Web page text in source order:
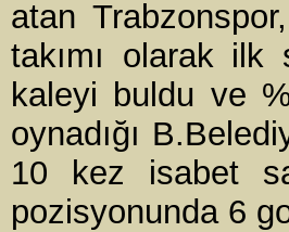
atan
takımı olarak
kaleyi buldu ve
oynadığı
10 kez isabet
pozisyonunda 6